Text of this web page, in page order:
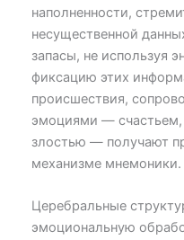
наполненности,
несущественной
запасы, не используя
фиксацию этих
происшествия,
эмоциями — счастьем,
злостью — получают
механизме мнемоники.
Церебральные
эмоциональную